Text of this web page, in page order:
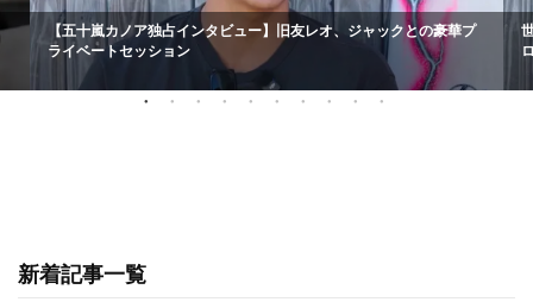
【五十嵐カノア独占インタビュー】旧友レオ、ジャックとの豪華プ
ライベートセッション
新着記事一覧